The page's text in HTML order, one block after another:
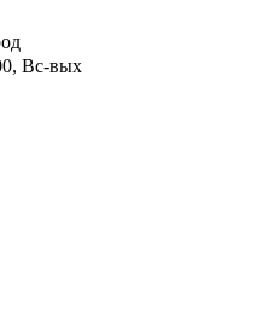
Вс-вых